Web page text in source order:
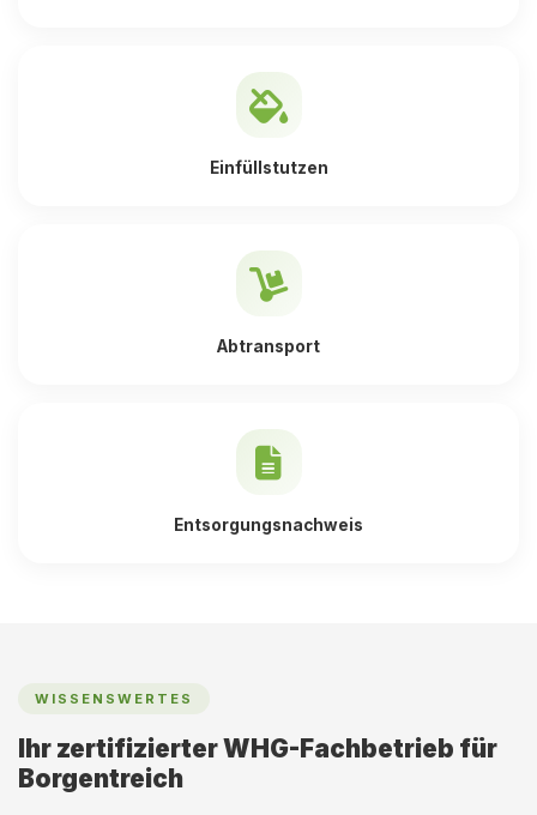
Einfüllstutzen
Abtransport
Entsorgungsnachweis
WISSENSWERTES
Ihr zertifizierter WHG-Fachbetrieb für
Borgentreich